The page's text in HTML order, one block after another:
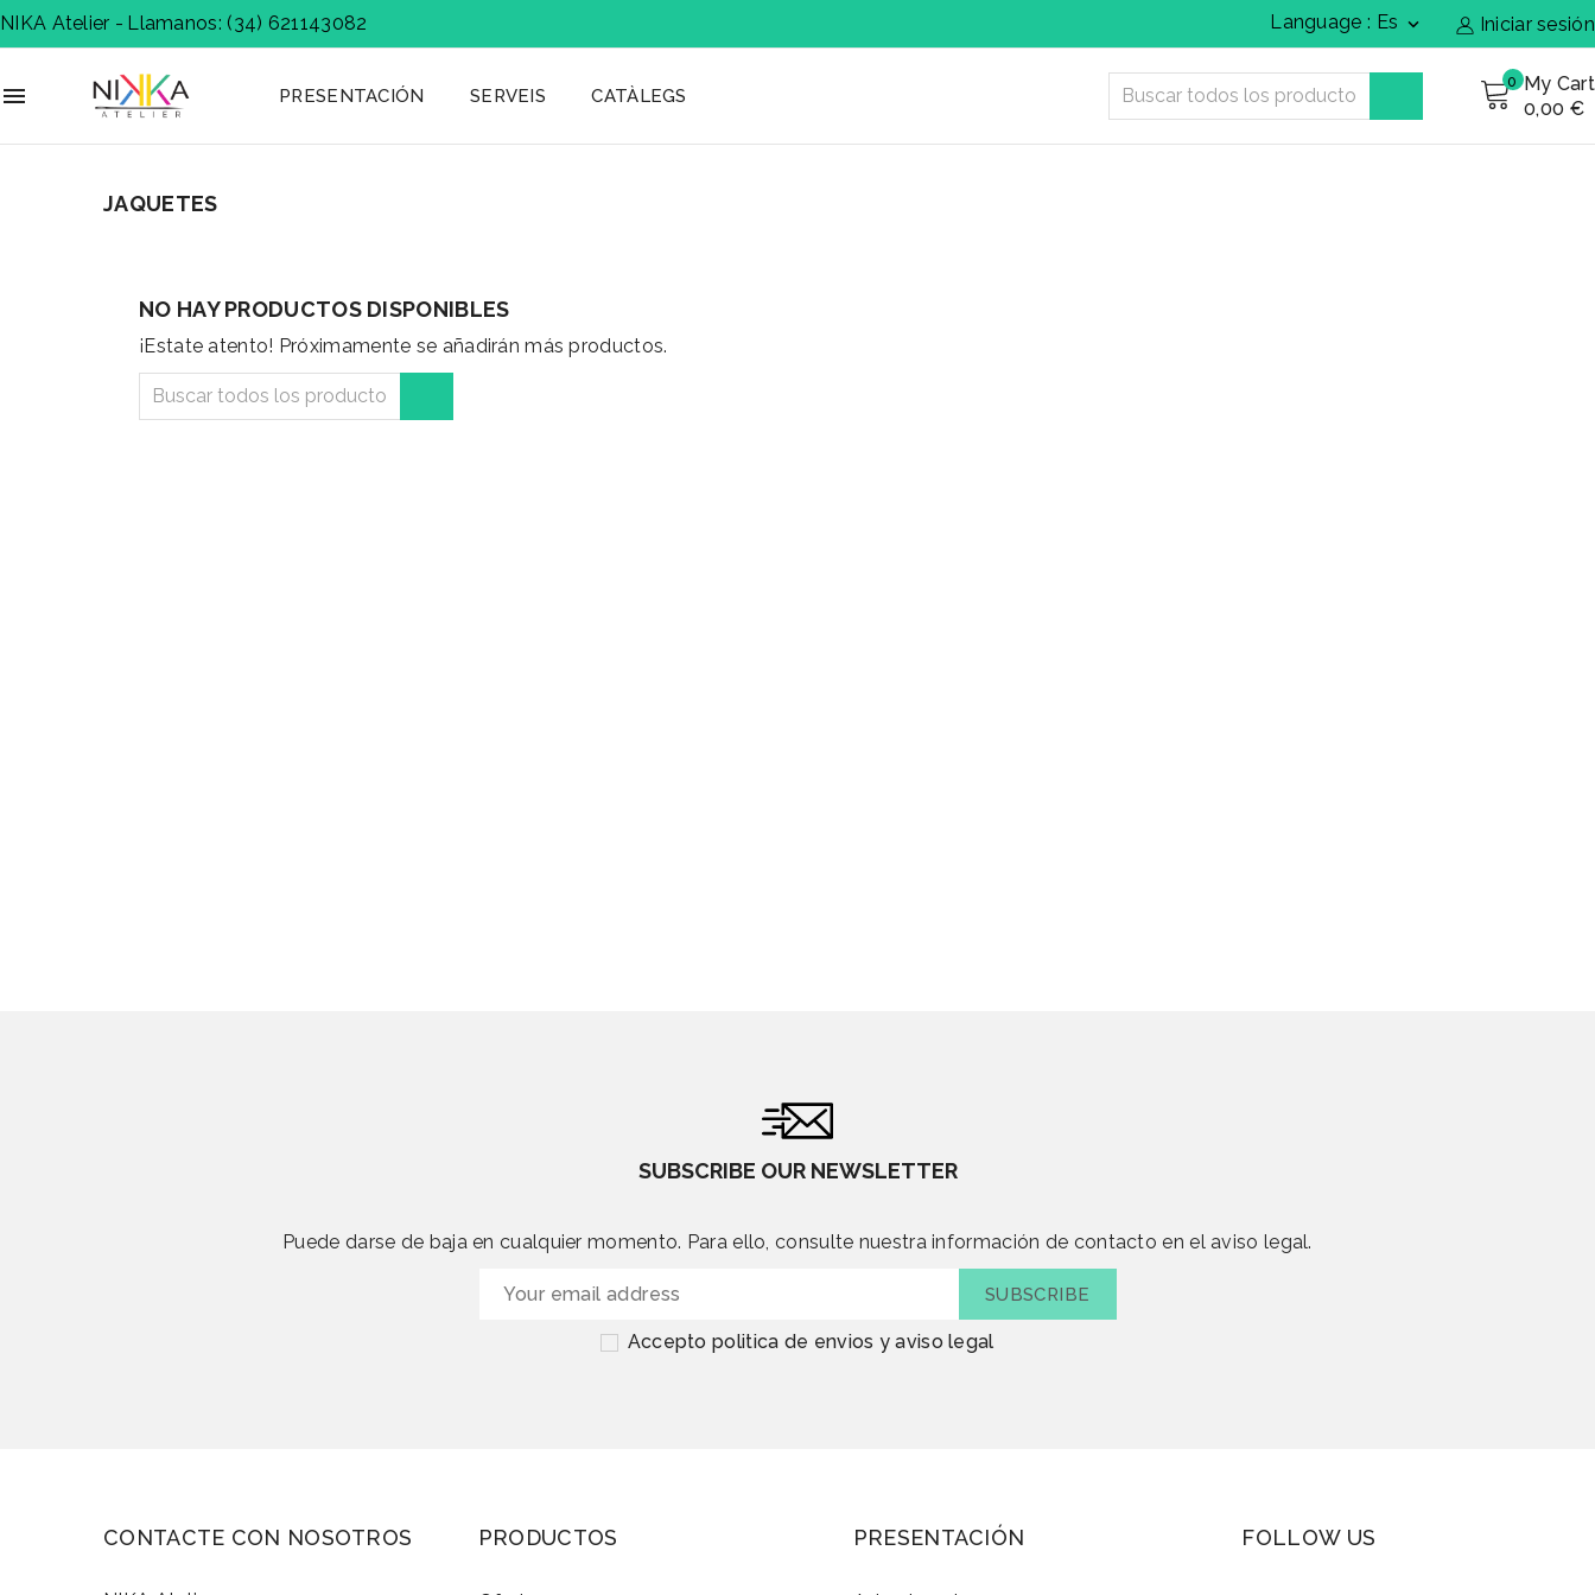
NIKA Atelier - Llamanos: (34) 621143082 Iniciar sesión
Language : Es 
 PRESENTACIÓN SERVEIS CATÀLEGS
0 My Cart
0,00 €
JAQUETES
NO HAY PRODUCTOS DISPONIBLES
¡Estate atento! Próximamente se añadirán más productos.
SUBSCRIBE OUR NEWSLETTER
Puede darse de baja en cualquier momento. Para ello, consulte nuestra información de contacto en el aviso legal.
Accepto politica de envios y aviso legal
CONTACTE CON NOSOTROS PRODUCTOS PRESENTACIÓN FOLLOW US